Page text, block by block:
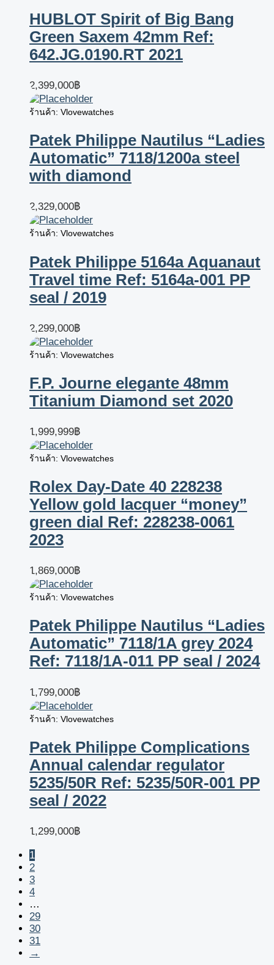
HUBLOT Spirit of Big Bang
Green Saxem 42mm Ref:
642.JG.0190.RT 2021
2,399,000฿
ร้านค้า: Vlovewatches
Patek Philippe Nautilus “Ladies
Automatic” 7118/1200a steel
with diamond
2,329,000฿
ร้านค้า: Vlovewatches
Patek Philippe 5164a Aquanaut
Travel time Ref: 5164a-001 PP
seal / 2019
2,299,000฿
ร้านค้า: Vlovewatches
F.P. Journe elegante 48mm
Titanium Diamond set 2020
1,999,999฿
ร้านค้า: Vlovewatches
Rolex Day-Date 40 228238
Yellow gold lacquer “money”
green dial Ref: 228238-0061
2023
1,869,000฿
ร้านค้า: Vlovewatches
Patek Philippe Nautilus “Ladies
Automatic” 7118/1A grey 2024
Ref: 7118/1A-011 PP seal / 2024
1,799,000฿
ร้านค้า: Vlovewatches
Patek Philippe Complications
Annual calendar regulator
5235/50R Ref: 5235/50R-001 PP
seal / 2022
1,299,000฿
1
2
3
4
…
29
30
31
→